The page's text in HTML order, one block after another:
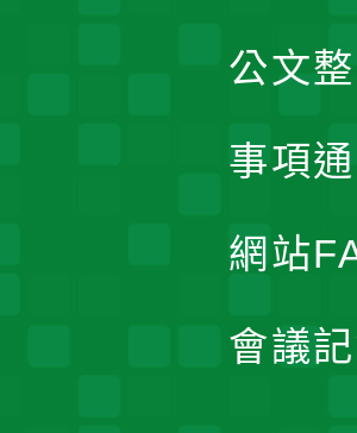
公文
事項
網站
會議